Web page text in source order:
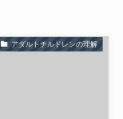
アダルトチルドレンの理解